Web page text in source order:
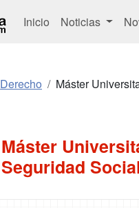
Inicio Noticias
Derecho Máster
Máster
Seguridad